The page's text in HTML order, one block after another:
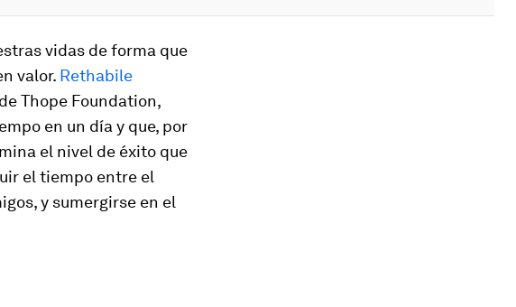
vidas de forma que
valor. Rethabile
Thope Foundation,
en un día y que, por
el nivel de éxito que
el tiempo entre el
y sumergirse en el